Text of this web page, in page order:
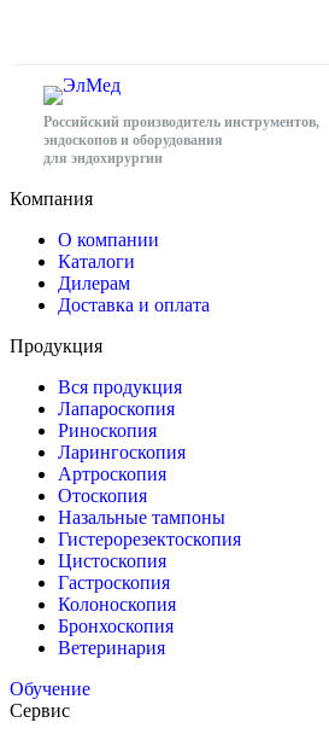
Российский производитель инструментов,
эндоскопов и оборудования
для эндохирургии
Компания
О компании
Каталоги
Дилерам
Доставка и оплата
Продукция
Вся продукция
Лапароскопия
Риноскопия
Ларингоскопия
Артроскопия
Отоскопия
Назальные тампоны
Гистерорезектоскопия
Цистоскопия
Гастроскопия
Колоноскопия
Бронхоскопия
Ветеринария
Обучение
Сервис